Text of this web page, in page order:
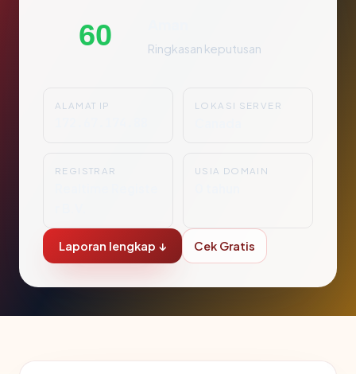
60 Ringkasan keputusan
ALAMAT IP LOKASI SERVER
REGISTRAR USIA DOMAIN
Laporan lengkap ↓ Cek Gratis